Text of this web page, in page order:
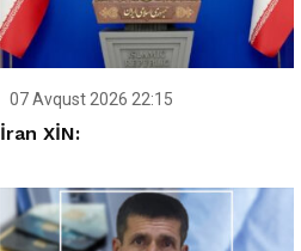
07 Avqust 2026 22:15
İran XİN: